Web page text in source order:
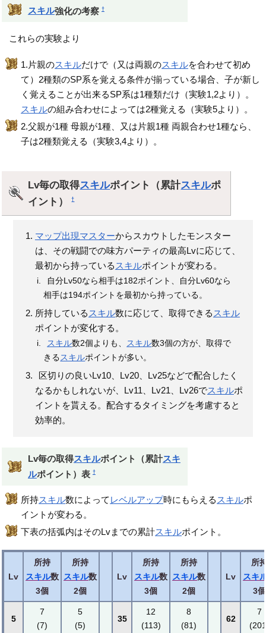
スキル強化の考察 †
これらの実験より
1.片親のスキルだけで（又は両親のスキルを合わせて初め
て）2種類のSP系を覚える条件が揃っている場合、子が新し
く覚えることが出来るSP系は1種類だけ（実験1,2より）。
スキルの組み合わせによっては2種覚える（実験5より）。
2.父親が1種 母親が1種、又は片親1種 両親合わせ1種なら、
子は2種類覚える（実験3,4より）。
Lv毎の取得スキルポイント（累計スキルポ
イント）†
マップ出現マスターからスカウトしたモンスター
は、その戦闘での味方パーティの最高Lvに応じて、
最初から持っている スキルポイントが変わる。
自分Lv50なら相手は182ポイント、自分Lv60なら
相手は194ポイントを最初から持っている。
所持している スキル数に応じて、取得できる スキル
ポイントが変化する。
スキル数2個よりも、 スキル数3個の方が、取得で
きるスキルポイントが多い。
区切りの良いLv10、Lv20、Lv25などで配合したく
なるかもしれないが、Lv11、Lv21、Lv26でスキルポ
イントを貰える。配合するタイミングを考慮すると
効率的。
Lv毎の取得スキルポイント（累計スキ
ルポイント）表 †
所持スキル数によって レベルアップ時にもらえる スキルポ
イントが変わる。
下表の括弧内はそのLvまでの累計スキルポイント。
Lv
所持
スキル数
3個
所持
スキル数
2個
Lv
所持
スキル数
3個
所持
スキル数
2個
Lv
所
スキ
3個
5
7
(7)
5
(5)
35
12
(113)
8
(81)
62
7